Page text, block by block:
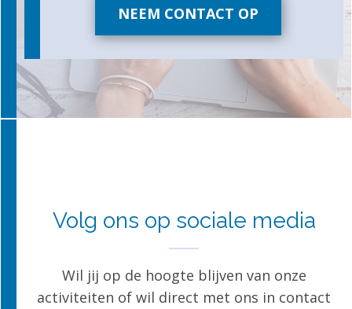
NEEM CONTACT OP
Volg ons op sociale media
Wil jij op de hoogte blijven van onze
activiteiten of wil direct met ons in contact